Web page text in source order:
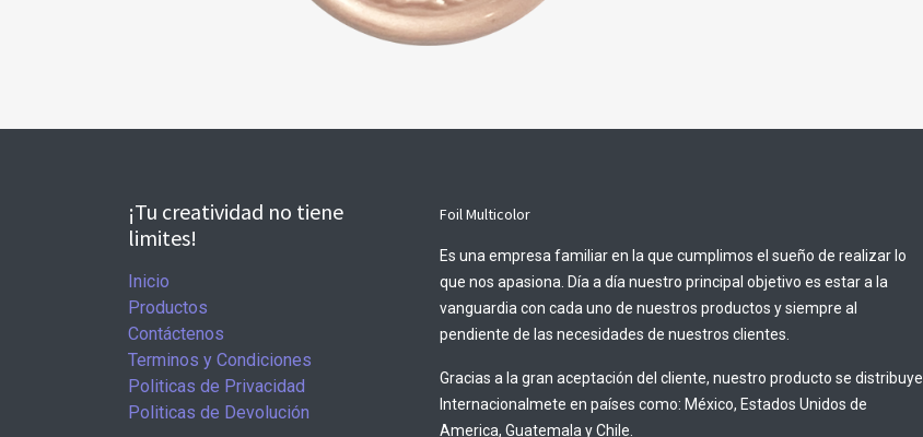
¡Tu creatividad no tiene
limites!
Inicio
Productos
Contáctenos
Terminos y Condiciones
Politicas de Privacidad
Politicas de Devolución
Foil Multicolor
Es una empresa familiar en la que cumplimos el sueño de realizar lo
que nos apasiona. Día a día nuestro principal objetivo es estar a la
vanguardia con cada uno de nuestros productos y siempre al
pendiente de las necesidades de nuestros clientes.
Gracias a la gran aceptación del cliente, nuestro producto se distribuye
Internacionalmete en países como: México, Estados Unidos de
America, Guatemala y Chile.